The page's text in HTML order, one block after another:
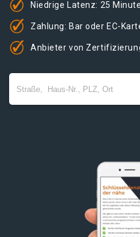
Niedrige Latenz: 25
Zahlung: Bar oder EC-
Anbieter von